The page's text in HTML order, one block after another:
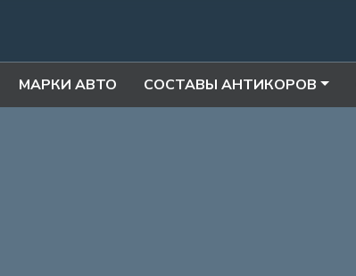
МАРКИ АВТО СОСТАВЫ АНТИКОРОВ